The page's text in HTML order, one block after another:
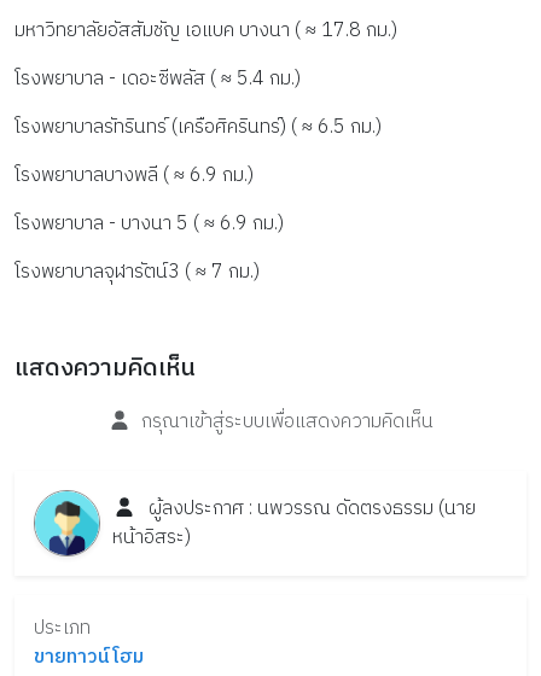
มหาวิทยาลัยอัสสัมชัญ เอแบค บางนา ( ≈ 17.8 กม.)
โรงพยาบาล - เดอะซีพลัส ( ≈ 5.4 กม.)
โรงพยาบาลรัทรินทร์ (เครือศิครินทร์) ( ≈ 6.5 กม.)
โรงพยาบาลบางพลี ( ≈ 6.9 กม.)
โรงพยาบาล - บางนา​ 5 ( ≈ 6.9 กม.)
โรงพยาบาลจุฬารัตน์3 ( ≈ 7 กม.)
แสดงความคิดเห็น
กรุณาเข้าสู่ระบบเพื่อแสดงความคิดเห็น
ผู้ลงประกาศ : นพวรรณ ดัดตรงธรรม (นาย
หน้าอิสระ)
ประเภท
ขายทาวน์โฮม